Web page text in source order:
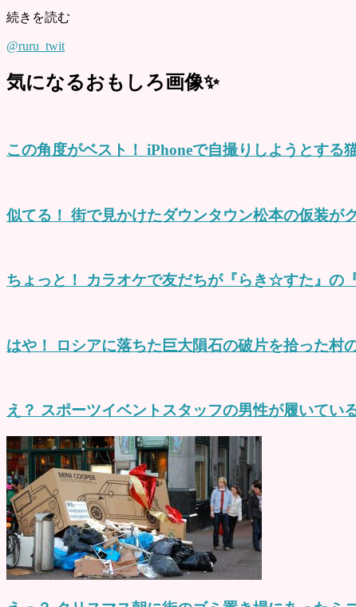
続きを読む
@ruru_twit
気になるおもしろ画像✨
この角度がベスト！ iPhoneで自撮りしようとする
似てる！ 街で見かけたダウンタウン松本の仮装が
ちょっと！ カラオケで友だちが『らき☆すた』の
はや！ ロシアに落ちた巨大隕石の破片を拾った村
え？ スポーツイベントスタッフの男性が履いてい